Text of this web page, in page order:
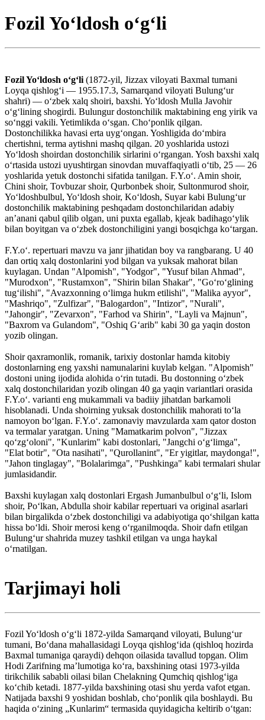
Fozil Yoʻldosh oʻgʻli
Fozil Yoʻldosh oʻgʻli (1872-yil, Jizzax viloyati Baxmal tumani
Loyqa qishlogʻi — 1955.17.3, Samarqand viloyati Bulungʻur
shahri) — oʻzbek xalq shoiri, baxshi. Yoʻldosh Mulla Javohir
oʻgʻlining shogirdi. Bulungur dostonchilik maktabining eng yirik va
soʻnggi vakili. Yetimlikda oʻsgan. Choʻponlik qilgan.
Dostonchilikka havasi erta uygʻongan. Yoshligida doʻmbira
chertishni, terma aytishni mashq qilgan. 20 yoshlarida ustozi
Yoʻldosh shoirdan dostonchilik sirlarini oʻrgangan. Yosh baxshi xalq
oʻrtasida ustozi uyushtirgan sinovdan muvaffaqiyatli oʻtib, 25 — 26
yoshlarida yetuk dostonchi sifatida tanilgan. F.Y.oʻ. Amin shoir,
Chini shoir, Tovbuzar shoir, Qurbonbek shoir, Sultonmurod shoir,
Yoʻldoshbulbul, Yoʻldosh shoir, Koʻldosh, Suyar kabi Bulungʻur
dostonchilik maktabining peshqadam dostonchilaridan adabiy
anʼanani qabul qilib olgan, uni puxta egallab, kjeak badihagoʻylik
bilan boyitgan va oʻzbek dostonchiligini yangi bosqichga koʻtargan.
F.Y.oʻ. repertuari mavzu va janr jihatidan boy va rangbarang. U 40
dan ortiq xalq dostonlarini yod bilgan va yuksak mahorat bilan
kuylagan. Undan "Alpomish", "Yodgor", "Yusuf bilan Ahmad",
"Murodxon", "Rustamxon", "Shirin bilan Shakar", "Goʻroʻglining
tugʻilishi", "Avazxonning oʻlimga hukm etilishi", "Malika ayyor",
"Mashriqo", "Zulfizar", "Balogardon", "Intizor", "Nurali",
"Jahongir", "Zevarxon", "Farhod va Shirin", "Layli va Majnun",
"Baxrom va Gulandom", "Oshiq Gʻarib" kabi 30 ga yaqin doston
yozib olingan.
Shoir qaxramonlik, romanik, tarixiy dostonlar hamda kitobiy
dostonlarning eng yaxshi namunalarini kuylab kelgan. "Alpomish"
dostoni uning ijodida alohida oʻrin tutadi. Bu dostonning oʻzbek
xalq dostonchilaridan yozib olingan 40 ga yaqin variantlari orasida
F.Y.oʻ. varianti eng mukammali va badiiy jihatdan barkamoli
hisoblanadi. Unda shoirning yuksak dostonchilik mahorati toʻla
namoyon boʻlgan. F.Y.oʻ. zamonaviy mavzularda xam qator doston
va termalar yaratgan. Uning "Mamatkarim polvon", "Jizzax
qoʻzgʻoloni", "Kunlarim" kabi dostonlari, "Jangchi oʻgʻlimga",
"Elat botir", "Ota nasihati", "Qurollanint", "Er yigitlar, maydonga!",
"Jahon tinglagay", "Bolalarimga", "Pushkinga" kabi termalari shular
jumlasidandir.
Baxshi kuylagan xalq dostonlari Ergash Jumanbulbul oʻgʻli, Islom
shoir, Poʻlkan, Abdulla shoir kabilar repertuari va original asarlari
bilan birgalikda oʻzbek dostonchiligi va adabiyotiga qoʻshilgan katta
hissa boʻldi. Shoir merosi keng oʻrganilmoqda. Shoir dafn etilgan
Bulungʻur shahrida muzey tashkil etilgan va unga haykal
oʻrnatilgan.
Tarjimayi holi
Fozil Yoʻldosh oʻgʻli 1872-yilda Samarqand viloyati, Bulungʻur
tumani, Boʻdana mahallasidagi Loyqa qishlogʻida (qishloq hozirda
Baxmal tumaniga qaraydi) dehqon oilasida tavallud topgan. Olim
Hodi Zarifning maʼlumotiga koʻra, baxshining otasi 1973-yilda
tirikchilik sababli oilasi bilan Chelakning Qumchiq qishlogʻiga
koʻchib ketadi. 1877-yilda baxshining otasi shu yerda vafot etgan.
Natijada baxshi 9 yoshidan boshlab, choʻponlik qila boshlaydi. Bu
haqida oʻzining „Kunlarim“ termasida quyidagicha keltirib oʻtgan: